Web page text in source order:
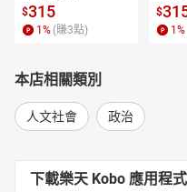
專業是運用數據資料、演算法
的規劃。從電商到教育、醫療
等各種類型電視和Youtube頻
$315
1 % (賺3點)
$
1 %
本店相關類別
人文社會 政治
下載樂天 Kobo 應用程式